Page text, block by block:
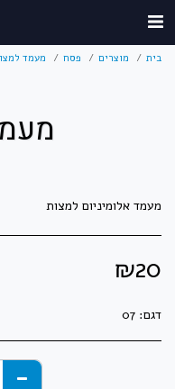
בית מוצרים פסח מעמד
מעמד אלומיניום למצות
₪20
דגם: 07